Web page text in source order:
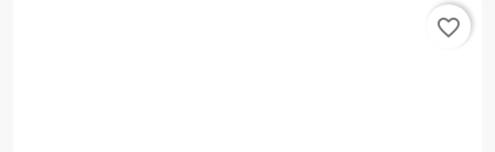
favorite_border